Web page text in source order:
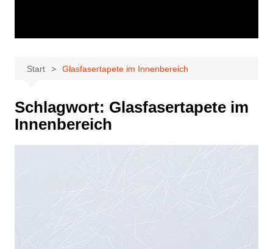
Start Glasfasertapete im Innenbereich
Schlagwort: Glasfasertapete im
Innenbereich